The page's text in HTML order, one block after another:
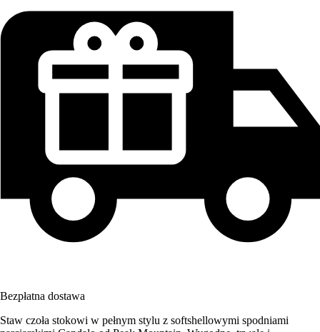
Bezpłatna dostawa
Staw czoła stokowi w pełnym stylu z softshellowymi spodniami